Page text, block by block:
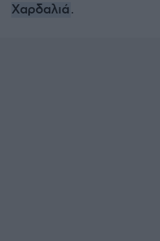
Χαρδαλιά.